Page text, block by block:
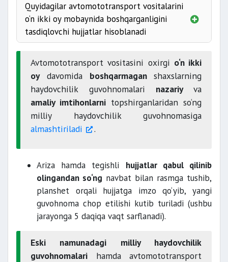
Quyidagilar avtomototransport vositalarini
o‘n ikki oy mobaynida boshqarganligini
tasdiqlovchi hujjatlar hisoblanadi
Avtomototransport vositasini oxirgi o‘n ikki
oydavomida boshqarmagan shaxslarning
haydovchilik guvohnomalari nazariyva
amaliy imtihonlarni topshirganlaridan so‘ng
milliy haydovchilik guvohnomasiga
almashtiriladi
.
Ariza hamda tegishli hujjatlar qabul qilinib
olingandan so‘ng navbat bilan rasmga tushib,
planshet orqali hujjatga imzo qo‘yib, yangi
guvohnoma chop etilishi kutib turiladi (ushbu
jarayonga 5 daqiqa vaqt sarflanadi).
Eski namunadagi milliy haydovchilik
guvohnomalari hamda avtomototransport